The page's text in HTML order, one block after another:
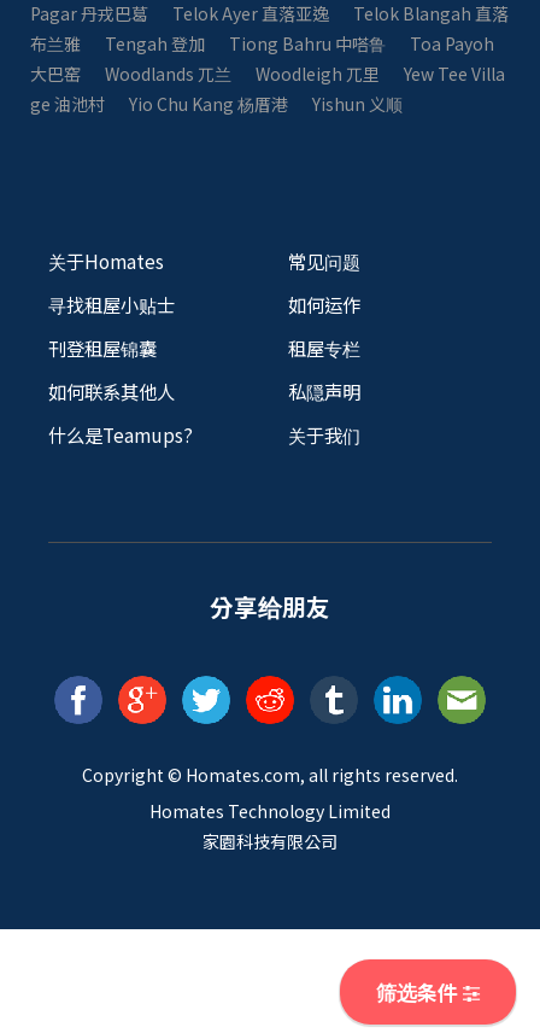
筛选条件
Pagar 丹戎巴葛
Telok Ayer 直落亚逸
Telok Blangah 直落
布兰雅
Tengah 登加 Tiong Bahru 中嗒鲁
Toa Payoh
大巴窑
Woodlands 兀兰 Woodleigh 兀里
Yew Tee Villa
ge 油池村
Yio Chu Kang 杨厝港 Yishun 义顺
关于Homates
寻找租屋小贴士
刊登租屋锦囊
如何联系其他人
什么是Teamups?
常见问题
如何运作
租屋专栏
私隠声明
关于我们
分享给朋友
Copyright © Homates.com, all rights reserved.
Homates Technology Limited
家園科技有限公司